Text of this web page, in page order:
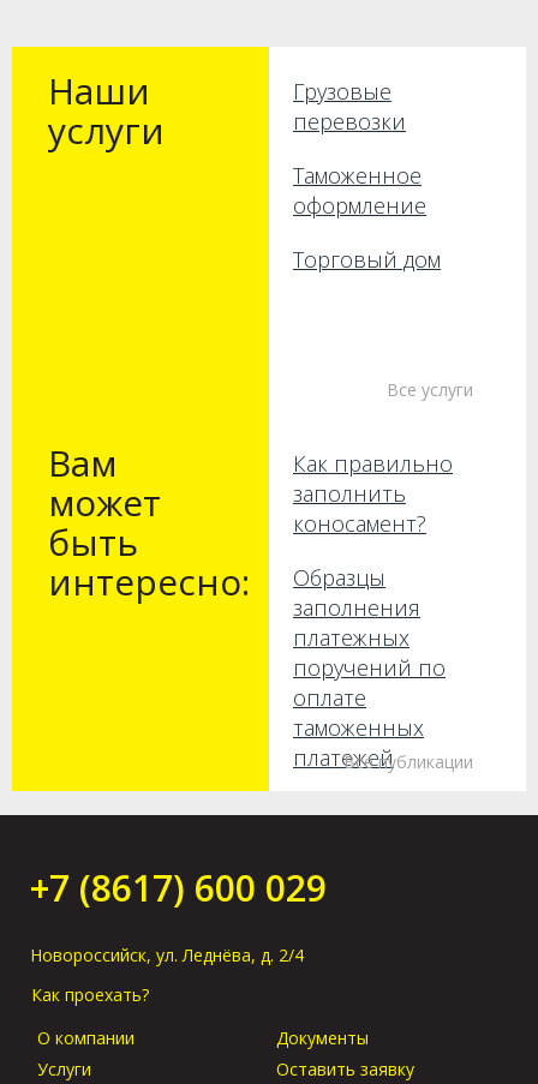
Наши
услуги
Грузовые
перевозки
Таможенное
оформление
Торговый дом
Все услуги
Вам
может
быть
интересно:
Как правильно
заполнить
коносамент?
Образцы
заполнения
платежных
поручений по
оплате
таможенных
платежей
Как получить груз
оригиналов в
порту прибытия?
Все публикации
+7 (8617) 600 029
Новороссийск, ул. Леднёва, д. 2/4
Как проехать?
О компании
Услуги
Документы
Оставить заявку